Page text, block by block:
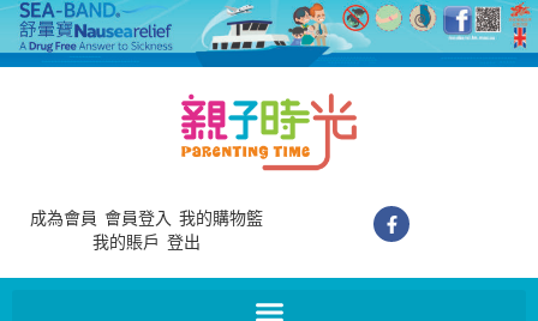
成為會員 會員登入 我的購物籃
我的賬戶 登出